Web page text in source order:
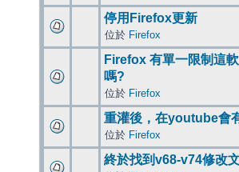
停用Firefox更新
位於 Firefox
Firefox 有單一限制這
嗎?
位於 Firefox
重灌後，在youtube會
位於 Firefox
終於找到v68-v74修改